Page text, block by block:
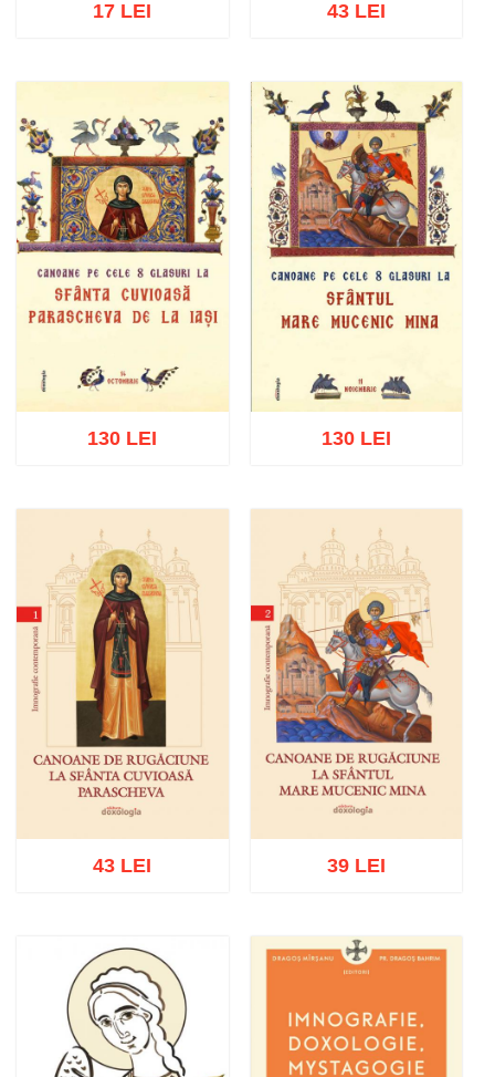
17 LEI
Adaugă în coș Wishlist
43 LEI
Adaugă în coș Wishlist
130 LEI
Adaugă în coș Wishlist
130 LEI
Adaugă în coș Wishlist
43 LEI
Adaugă în coș Wishlist
39 LEI